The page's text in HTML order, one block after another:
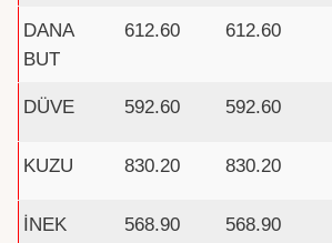
DANA
BUT
612.60 612.60
DÜVE 592.60 592.60
KUZU 830.20 830.20
İNEK 568.90 568.90